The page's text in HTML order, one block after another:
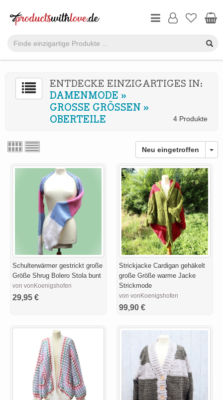
ENTDECKE EINZIGARTIGES IN:
DAMENMODE »
GROSSE GRÖSSEN
»
OBERTEILE
4 Produkte
Neu eingetroffen
Schulterwärmer gestrickt große
Größe Shrug Bolero Stola bunt
von vonKoenigshofen
29,95 €
Strickjacke Cardigan gehäkelt
große Größe warme Jacke
Strickmode
von vonKoenigshofen
99,90 €